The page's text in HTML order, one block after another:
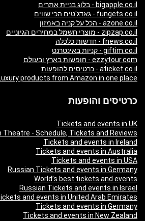
bigapple.co.il - בלוג בניית אתרים
fungets.co.il - גאדג'טים הכי שווים
azone.co.il - הכל על קניה באמזון
zipzap.co.il - מוצרי חשמל במחירים הגיוניים
fnews.co.il - חדשות כלכלה
giftim.co.il - קניות באינטרנט
ezzytour.com - חופשות בארץ ובעולם
aticket.co.il - כרטיסים להופעות
products from Amazon in one place
כרטיסים והופעות
Tickets and events in UK
Theatre - Schedule, Tickets and Reviews
Tickets and events in Ireland
Tickets and events in Australia
Tickets and events in USA
Russian Tickets and events in Germany
World’s best tickets and events
Russian Tickets and events in Israel
and events in United Arab Emirates
Tickets and events in Germany
Tickets and events in New Zealand